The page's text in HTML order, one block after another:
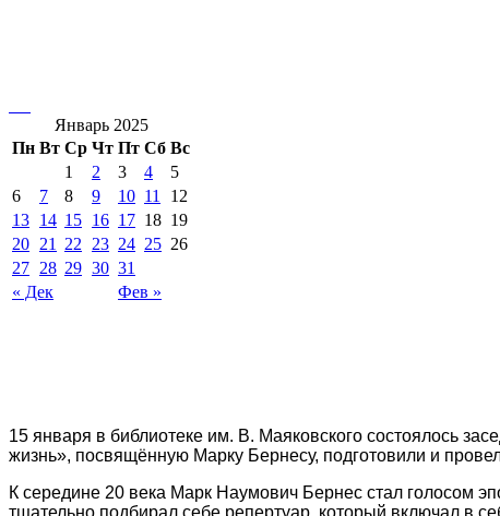
Январь 2025
Пн Вт Ср Чт Пт Сб Вс
« Дек Фев »
1 2 3 4
5
6
7 8 9 10 11
12
13 14 15 16 17 18 19
20 21 22 23 24 25 26
27 28 29 30 31
15 января в библиотеке им. В. Маяковского состоялось
жизнь», посвящённую Марку Бернесу, подготовили и
К середине 20 века Марк Наумович Бернес стал голосом
тщательно подбирал себе репертуар, который включал в